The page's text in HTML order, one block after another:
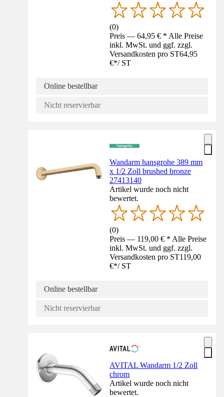
(0)
Preis — 64,95 € * Alle Preise
inkl. MwSt. und ggf. zzgl.
Versandkosten pro ST64,95
€*/ ST
Online bestellbar
Nicht reservierbar
Wandarm hansgrohe 389 mm
x 1/2 Zoll brushed bronze
27413140
Artikel wurde noch nicht
bewertet.
(0)
Preis — 119,00 € * Alle Preise
inkl. MwSt. und ggf. zzgl.
Versandkosten pro ST119,00
€*/ ST
Online bestellbar
Nicht reservierbar
AVITAL Wandarm 1/2 Zoll
chrom
Artikel wurde noch nicht
bewertet.